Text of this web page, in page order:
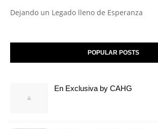
Dejando un Legado lleno de Esperanza
POPULAR POSTS
En Exclusiva by CAHG